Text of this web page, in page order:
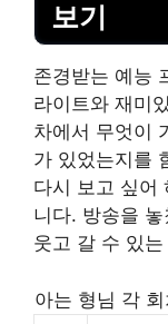
보기
존경받는 예능
라이트와 재미
차에서 무엇이
가 있었는지를
다시 보고 싶어
니다. 방송을
웃고 갈 수 있
아는 형님 각